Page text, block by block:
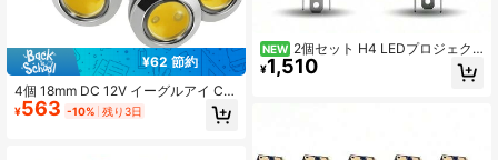
¥62 節約
4個 18mm DC 12V イーグルアイ CO
B LED カーフォグ DRL デイタイムラ
ンニングライト バックアップ リバー
¥563 -10% 残り3日
NEW 2個セット H4 LEDプロジェク
ターレンズヘッドライトバルブ 9-60
V 80W CANBUS対応 高出力 車用ヘ
¥1,510